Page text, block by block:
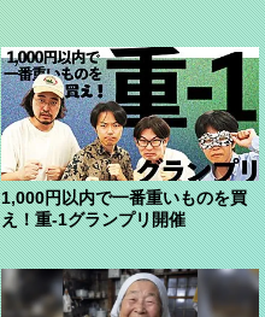
1,000円以内で一番重いものを買
え！重-1グランプリ開催